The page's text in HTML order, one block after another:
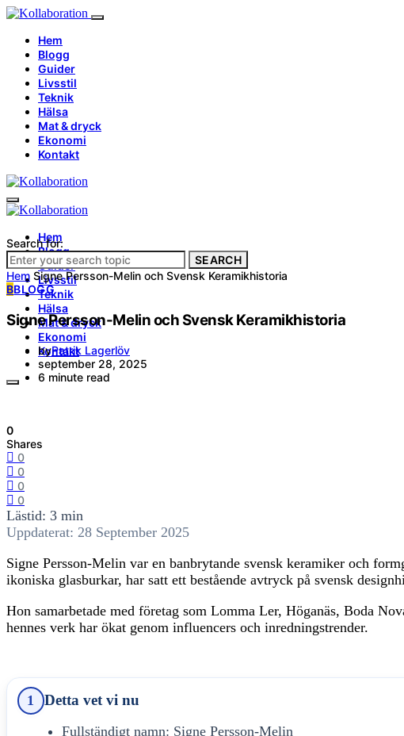
Hem
Blogg
Guider
Livsstil
Teknik
Hälsa
Mat & dryck
Ekonomi
Kontakt
Hem
Blogg
Guider
Livsstil
Teknik
Hälsa
Mat & dryck
Ekonomi
Kontakt
Search for:
SEARCH
Hem Signe Persson-Melin och Svensk Keramikhistoria
BBLOGG
Signe Persson-Melin och Svensk Keramikhistoria
byPatrik Lagerlöv
september 28, 2025
6 minute read
0
Shares
0
0
0
0
Lästid: 3 min
Uppdaterat: 28 September 2025
Signe Persson-Melin var en banbrytande svensk keramiker och
ikoniska glasburkar, har satt ett bestående avtryck på svensk
Hon samarbetade med företag som Lomma Ler, Höganäs, Boda
hennes verk har ökat genom influencers och inredningstrender.
1 Detta vet vi nu
Fullständigt namn: Signe Persson-Melin